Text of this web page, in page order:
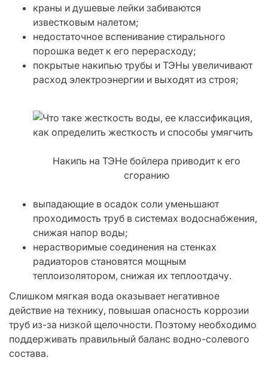
краны и душевые лейки забиваются
известковым налетом;
недостаточное вспенивание стирального
порошка ведет к его перерасходу;
покрытые накипью трубы и ТЭНы увеличивают
расход электроэнергии и выходят из строя;
Накипь на ТЭНе бойлера приводит к его
сгоранию
выпадающие в осадок соли уменьшают
проходимость труб в системах водоснабжения,
снижая напор воды;
нерастворимые соединения на стенках
радиаторов становятся мощным
теплоизолятором, снижая их теплоотдачу.
Слишком мягкая вода оказывает негативное
действие на технику, повышая опасность коррозии
труб из-за низкой щелочности. Поэтому необходимо
поддерживать правильный баланс водно-солевого
состава.